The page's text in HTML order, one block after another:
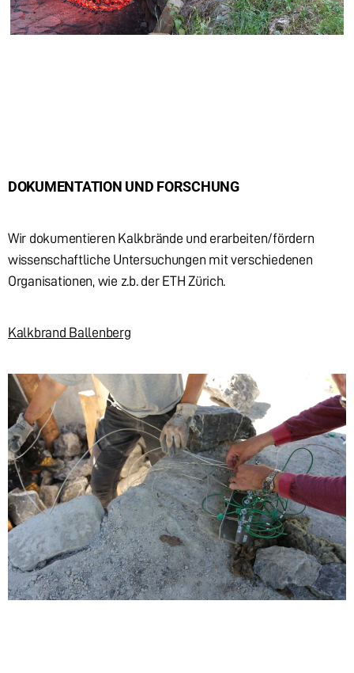
DOKUMENTATION UND FORSCHUNG
Wir dokumentieren Kalkbrände und erarbeiten/fördern
wissenschaftliche Untersuchungen mit verschiedenen
Organisationen, wie z.b. der ETH Zürich.
Kalkbrand Ballenberg